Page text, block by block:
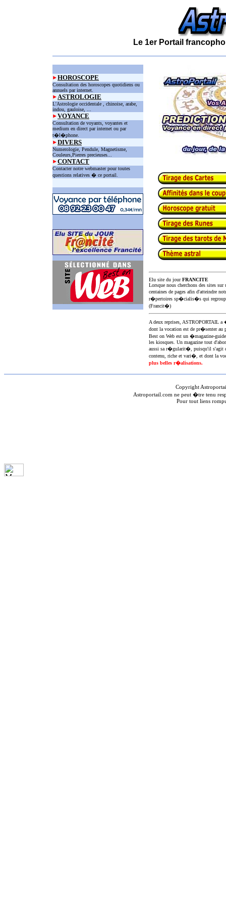
Le 1er Portail
HOROSCOPE
Consultation des horoscopes quotidiens ou
annuels par internet.
ASTROLOGIE
L'Astrologie occidentale , chinoise, arabe,
indou, gauloise, ...
VOYANCE
Consultation de voyants, voyantes et
medium en direct par internet ou par
t�l�phone.
DIVERS
Numerologie, Pendule, Magnetisme,
Couleurs,Pierres precieuses...
CONTACT
Contacter notre webmaster pour toutes
questions relatives � ce portail.
Elu site du jourFRANCITE
Lorsque nous cherchons des sites
centaines de pages afin d'atteindre
r�pertoires sp�cialis�s qui
(Francit�)
A deux reprises,
dont la vocation est de pr�senter au
Best on Web est un �magazine-
les kiosques. Un magazine tout
aussi sa r�gularit�, puisqu'il s'agit
contenu, riche et vari�, et dont la
plus belles r�alisations.
Copyright
Astroportail.com ne peut �tre tenu
Pour tout liens